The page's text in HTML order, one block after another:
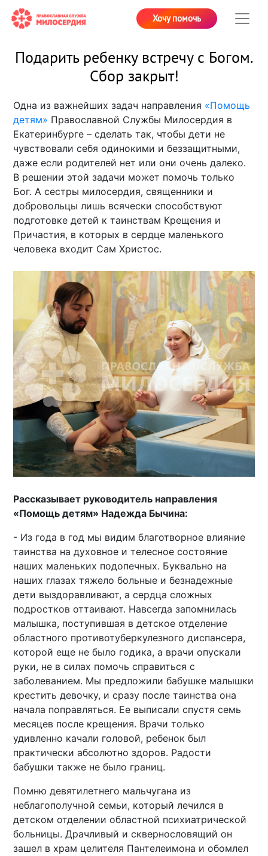
Хочу помочь
Подарить ребенку встречу с Богом.
Сбор закрыт!
Одна из важнейших задач направления «Помощь
детям» Православной Службы Милосердия в
Екатеринбурге – сделать так, чтобы дети не
чувствовали себя одинокими и беззащитными,
даже если родителей нет или они очень далеко.
В решении этой задачи может помочь только
Бог. А сестры милосердия, священники и
добровольцы лишь всячески способствуют
подготовке детей к таинствам Крещения и
Причастия, в которых в сердце маленького
человека входит Сам Христос.
Рассказывает руководитель направления
«Помощь детям» Надежда Бычина:
- Из года в год мы видим благотворное влияние
таинства на духовное и телесное состояние
наших маленьких подопечных. Буквально на
наших глазах тяжело больные и безнадежные
дети выздоравливают, а сердца сложных
подростков оттаивают. Навсегда запомнилась
малышка, поступившая в детское отделение
областного противотуберкулезного диспансера,
которой еще не было годика, а врачи опускали
руки, не в силах помочь справиться с
заболеванием. Мы предложили бабушке малышки
крестить девочку, и сразу после таинства она
начала поправляться. Ее выписали спустя семь
месяцев после крещения. Врачи только
удивленно качали головой, ребенок был
практически абсолютно здоров. Радости
бабушки также не было границ.
Помню девятилетнего мальчугана из
неблагополучной семьи, который лечился в
детском отделении областной психиатрической
больницы. Драчливый и сквернословящий он
зашел в храм целителя Пантелеимона и обомлел